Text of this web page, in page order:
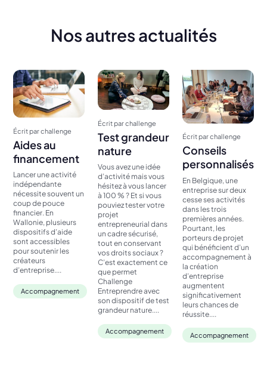
Nos autres actualités
Écrit par challenge
Aides au
financement
Lancer une activité
indépendante
nécessite souvent un
coup de pouce
financier. En
Wallonie, plusieurs
dispositifs d’aide
sont accessibles
pour soutenir les
créateurs
d’entreprise....
Accompagnement
Écrit par challenge
Test grandeur
nature
Vous avez une idée
d’activité mais vous
hésitez à vous lancer
à 100 % ? Et si vous
pouviez tester votre
projet
entrepreneurial dans
un cadre sécurisé,
tout en conservant
vos droits sociaux ?
C’est exactement ce
que permet
Challenge
Entreprendre avec
son dispositif de test
grandeur nature....
Accompagnement
Écrit par challenge
Conseils
personnalisés
En Belgique, une
entreprise sur deux
cesse ses activités
dans les trois
premières années.
Pourtant, les
porteurs de projet
qui bénéficient d’un
accompagnement à
la création
d’entreprise
augmentent
significativement
leurs chances de
réussite....
Accompagnement